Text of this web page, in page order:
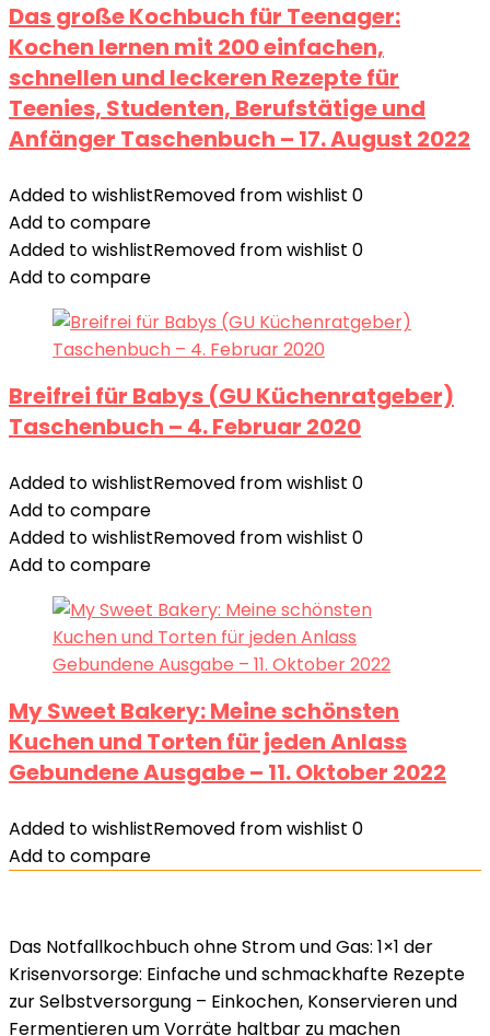
Das große Kochbuch für Teenager:
Kochen lernen mit 200 einfachen,
schnellen und leckeren Rezepte für
Teenies, Studenten, Berufstätige und
Anfänger Taschenbuch – 17. August 2022
Added to wishlistRemoved from wishlist 0
Add to compare
Added to wishlistRemoved from wishlist 0
Add to compare
Breifrei für Babys (GU Küchenratgeber)
Taschenbuch – 4. Februar 2020
Added to wishlistRemoved from wishlist 0
Add to compare
Added to wishlistRemoved from wishlist 0
Add to compare
My Sweet Bakery: Meine schönsten
Kuchen und Torten für jeden Anlass
Gebundene Ausgabe – 11. Oktober 2022
Added to wishlistRemoved from wishlist 0
Add to compare
Das Notfallkochbuch ohne Strom und Gas: 1×1 der
Krisenvorsorge: Einfache und schmackhafte Rezepte
zur Selbstversorgung – Einkochen, Konservieren und
Fermentieren um Vorräte haltbar zu machen